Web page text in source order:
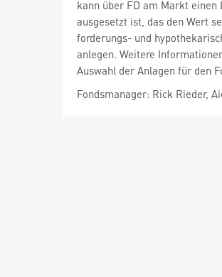
kann über FD am Markt
ausgesetzt ist, das den Wert
forderungs- und
anlegen. Weitere
Auswahl der Anlagen für den
Fondsmanager: Rick Rieder,